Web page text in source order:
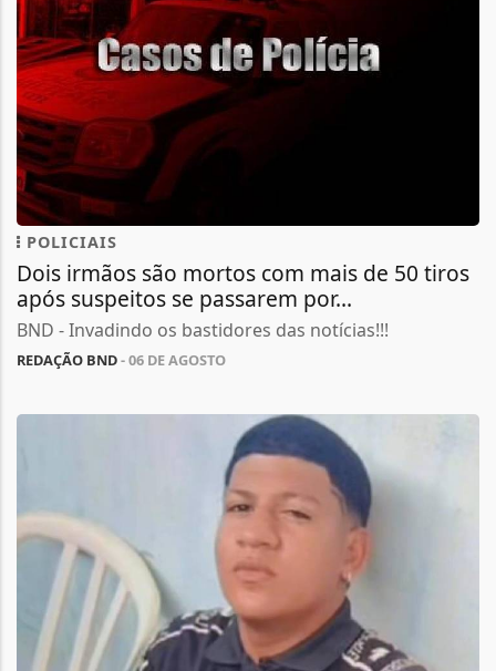
POLICIAIS
Dois irmãos são mortos com mais de 50 tiros
após suspeitos se passarem por...
BND - Invadindo os bastidores das notícias!!!
REDAÇÃO BND- 06 DE AGOSTO